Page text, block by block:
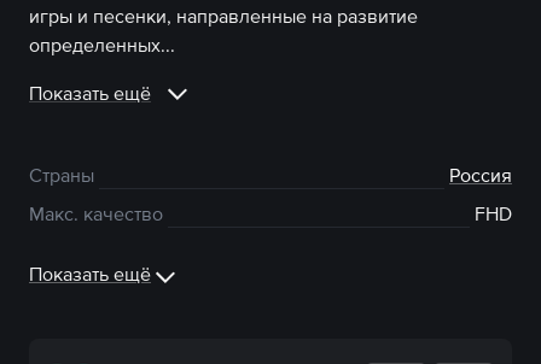
игры и песенки, направленные на развитие
определенных...
Показать ещё
Страны
Россия
Макс. качество
FHD
Показать ещё